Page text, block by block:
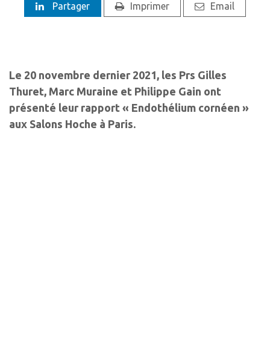
Partager Imprimer Email
Le 20 novembre dernier 2021, les Prs Gilles
Thuret, Marc Muraine et Philippe Gain ont
présenté leur rapport « Endothélium cornéen »
aux Salons Hoche à Paris.